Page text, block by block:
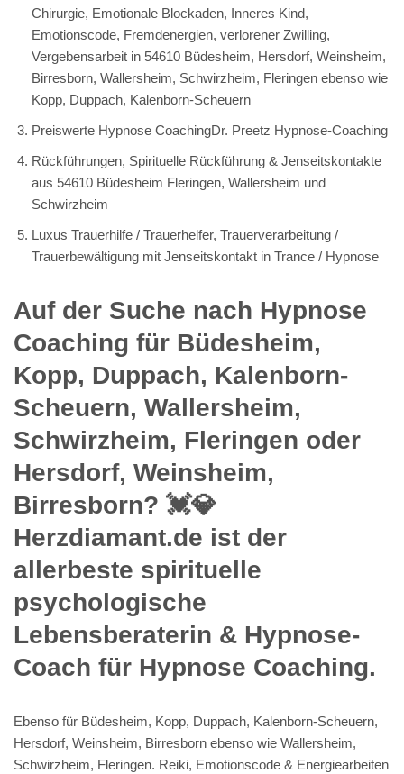
Chirurgie, Emotionale Blockaden, Inneres Kind,
Emotionscode, Fremdenergien, verlorener Zwilling,
Vergebensarbeit in 54610 Büdesheim, Hersdorf, Weinsheim,
Birresborn, Wallersheim, Schwirzheim, Fleringen ebenso wie
Kopp, Duppach, Kalenborn-Scheuern
Preiswerte Hypnose CoachingDr. Preetz Hypnose-Coaching
Rückführungen, Spirituelle Rückführung & Jenseitskontakte
aus 54610 Büdesheim Fleringen, Wallersheim und
Schwirzheim
Luxus Trauerhilfe / Trauerhelfer, Trauerverarbeitung /
Trauerbewältigung mit Jenseitskontakt in Trance / Hypnose
Auf der Suche nach Hypnose
Coaching für Büdesheim,
Kopp, Duppach, Kalenborn-
Scheuern, Wallersheim,
Schwirzheim, Fleringen oder
Hersdorf, Weinsheim,
Birresborn? 💓️💎
Herzdiamant.de ist der
allerbeste spirituelle
psychologische
Lebensberaterin & Hypnose-
Coach für Hypnose Coaching.
Ebenso für Büdesheim, Kopp, Duppach, Kalenborn-Scheuern,
Hersdorf, Weinsheim, Birresborn ebenso wie Wallersheim,
Schwirzheim, Fleringen. Reiki, Emotionscode & Energiearbeiten